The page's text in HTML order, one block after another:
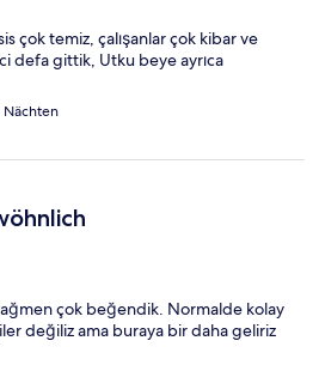
çok temiz, çalışanlar çok kibar ve
defa gittik, Utku beye ayrıca
çok beğendik. Normalde kolay
değiliz ama buraya bir daha geliriz